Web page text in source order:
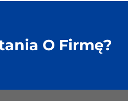
O Firmę?